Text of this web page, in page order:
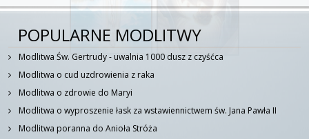
POPULARNE MODLITWY
Modlitwa Św. Gertrudy - uwalnia 1000 dusz z czyśćca
Modlitwa o cud uzdrowienia z raka
Modlitwa o zdrowie do Maryi
Modlitwa o wyproszenie łask za wstawiennictwem św. Jana Pawła II
Modlitwa poranna do Anioła Stróża